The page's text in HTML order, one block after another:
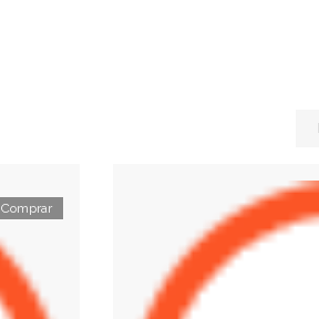
Comprar